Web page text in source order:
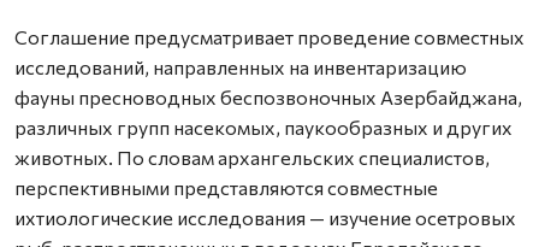
Соглашение предусматривает проведение совместных
исследований, направленных на инвентаризацию
фауны пресноводных беспозвоночных Азербайджана,
различных групп насекомых, паукообразных и других
животных. По словам архангельских специалистов,
перспективными представляются совместные
ихтиологические исследования — изучение осетровых